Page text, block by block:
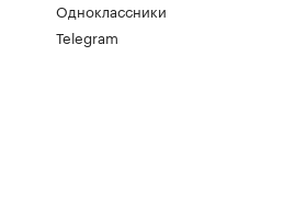
Одноклассники
Telegram